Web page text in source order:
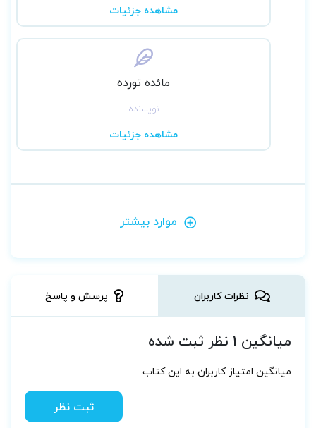
مشاهده جزئیات
مائده تورده
نویسنده
مشاهده جزئیات
موارد بیشتر
نظرات کاربران پرسش و پاسخ
میانگین 1 نظر ثبت شده
میانگین امتیاز کاربران به این کتاب.
ثبت نظر